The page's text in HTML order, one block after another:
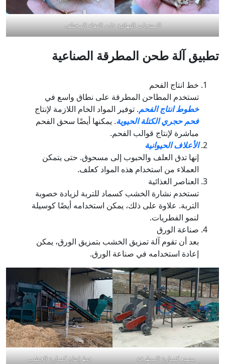
المنتجات النهائية ذات النقاء المختلف
تطبيق آلة طحن المطرقة الصناعية
خط انتاج الفحم
تستخدم المطاحن المطرقة على نطاق واسع في
خطوط انتاج الفحم. توفير المواد الخام اللازمة لإنتاج
فحم حجري الكتلة الحيوية. يمكنها أيضًا سحق الفحم
مباشرة لإنتاج قوالب الفحم.
الأعلاف الحيوانية
إنها تدق العلف والحبوب إلى مسحوق. حتى يتمكن
العملاء من استخدام هذه المواد كعلف.
العناصر الغذائية
تستخدم نشارة الخشب كسماد للتربة لزيادة خصوبة
التربة. علاوة على ذلك، يمكن استخدامه أيضًا كوسيلة
لنمو الفطريات.
صناعة الورق
بعد أن تقوم آلة تمزيق الخشب بتمزيق الورق، يمكن
إعادة استخدامه في صناعة الورق.
مصنع كسارة المطرقة خط إنتاج كسارة الخشب